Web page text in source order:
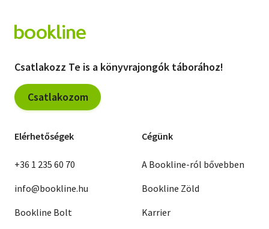
Csatlakozz Te is a könyvrajongók táborához!
Csatlakozom
Elérhetőségek
+36 1 235 60 70
info@bookline.hu
Bookline Bolt
Cégünk
A Bookline-ról bővebben
Bookline Zöld
Karrier